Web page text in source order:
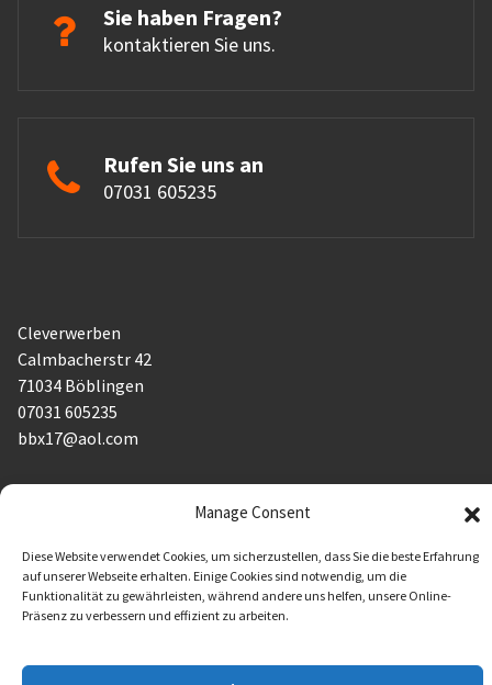
Manage Consent
Diese Website verwendet Cookies, um sicherzustellen, dass Sie die beste Erfahrung
auf unserer Webseite erhalten. Einige Cookies sind notwendig, um die
Funktionalität zu gewährleisten, während andere uns helfen, unsere Online-
Präsenz zu verbessern und effizient zu arbeiten.
Sie haben Fragen?
kontaktieren Sie uns.
Rufen Sie uns an
07031 605235
Cleverwerben
Calmbacherstr 42
71034 Böblingen
07031 605235
bbx17@aol.com
Impressum
Datenschutzerklärung